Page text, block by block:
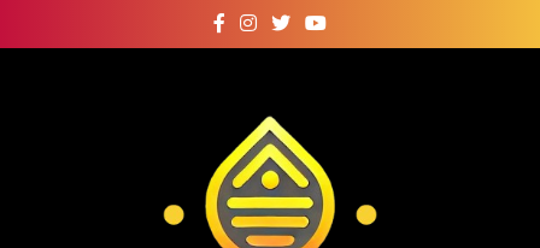
to